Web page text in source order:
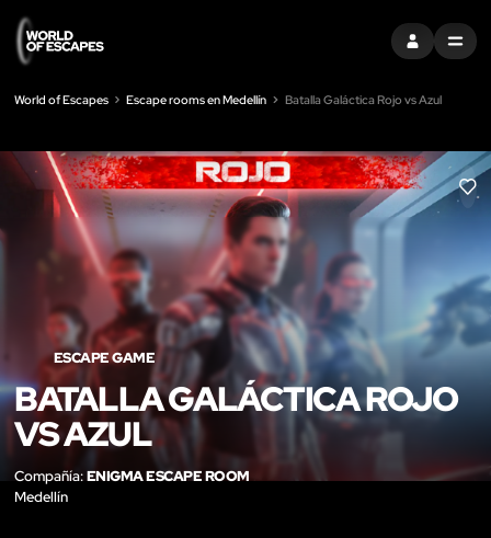
ENTRARMENU
World of Escapes Escape rooms en Medellín Batalla Galáctica Rojo vs Azul
LIKE
ESCAPE GAME
BATALLA GALÁCTICA ROJO
VS AZUL
Compañía:ENIGMA ESCAPE ROOM
Medellín